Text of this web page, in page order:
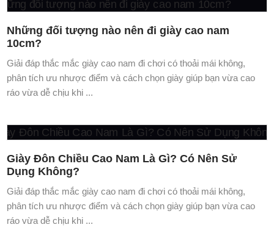
Những đối tượng nào nên đi giày cao nam
10cm?
Giải đáp thắc mắc giày cao nam đi chơi có thoải mái không,
phân tích ưu nhược điểm và cách chọn giày giúp bạn vừa cao
ráo vừa dễ chịu khi ...
Giày Đôn Chiều Cao Nam Là Gì? Có Nên Sử
Dụng Không?
Giải đáp thắc mắc giày cao nam đi chơi có thoải mái không,
phân tích ưu nhược điểm và cách chọn giày giúp bạn vừa cao
ráo vừa dễ chịu khi ...